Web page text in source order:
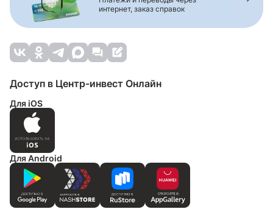
интернет, заказ справок
Доступ в Центр-инвест Онлайн
Для iOS
Для Android